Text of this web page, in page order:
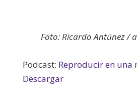
Foto: Ricardo Antúnez /
Podcast: Reproducir en una
Descargar